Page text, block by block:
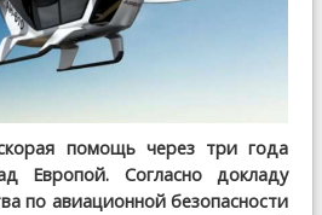
помощь через три года
Европой. Согласно докладу
по авиационной безопасности